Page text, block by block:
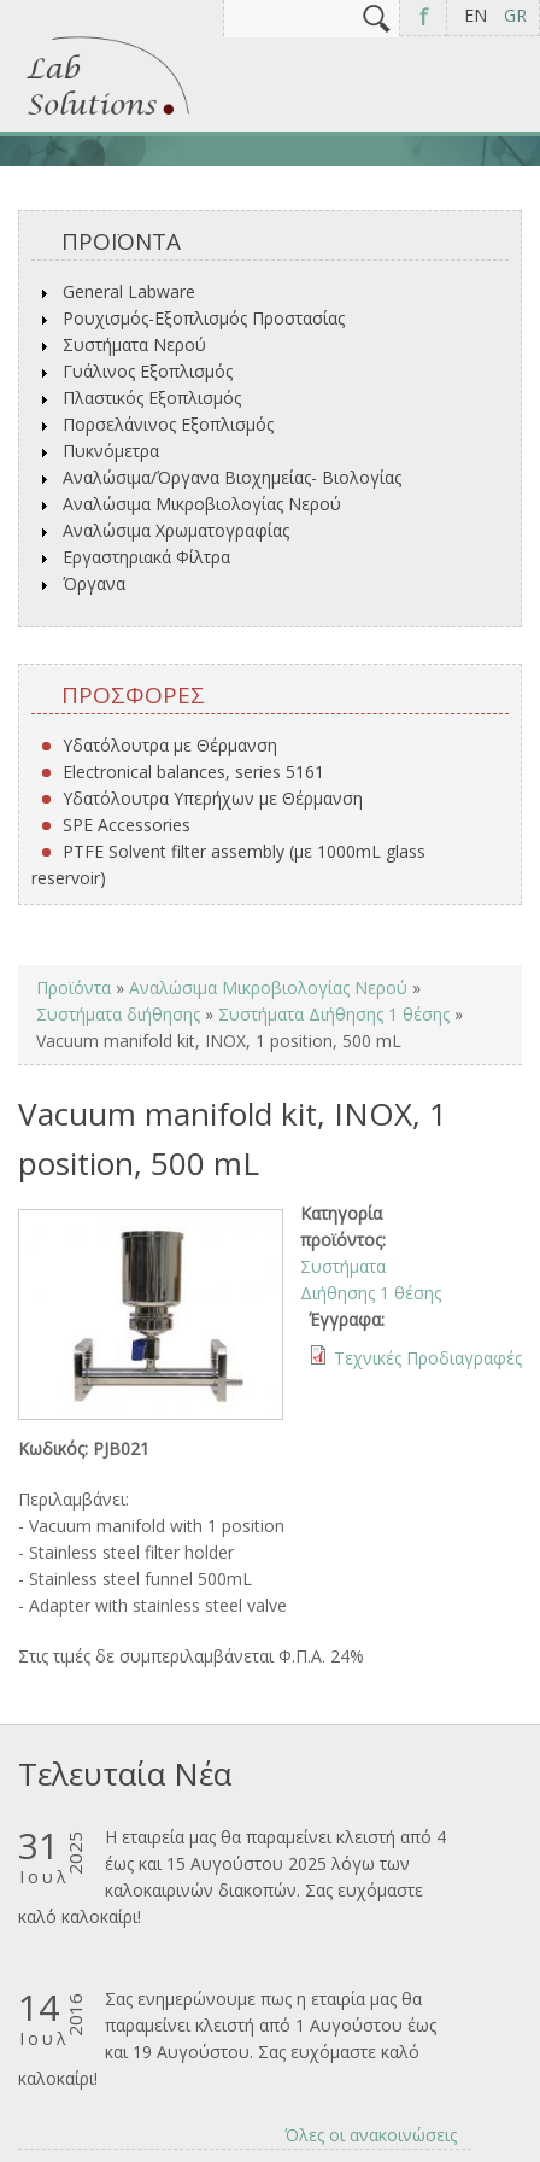
EN GR
f
Φόρμα αναζήτησης
ΠΡΟΪΟΝΤΑ
General Labware
Ρουχισμός-Εξοπλισμός Προστασίας
Συστήματα Νερού
Γυάλινος Εξοπλισμός
Πλαστικός Εξοπλισμός
Πορσελάνινος Εξοπλισμός
Πυκνόμετρα
Αναλώσιμα/Όργανα Βιοχημείας- Βιολογίας
Αναλώσιμα Μικροβιολογίας Νερού
Αναλώσιμα Χρωματογραφίας
Εργαστηριακά Φίλτρα
Όργανα
ΠΡΟΣΦΟΡΈΣ
Υδατόλουτρα με Θέρμανση
Electronical balances, series 5161
Υδατόλουτρα Υπερήχων με Θέρμανση
SPE Accessories
PTFE Solvent filter assembly (με 1000mL glass
reservoir)
You are here
Προϊόντα » Αναλώσιμα Μικροβιολογίας Νερού »
Συστήματα διήθησης » Συστήματα Διήθησης 1 θέσης »
Vacuum manifold kit, INOX, 1 position, 500 mL
Vacuum manifold kit, INOX, 1
position, 500 mL
Κατηγορία
προϊόντος:
Συστήματα
Διήθησης 1 θέσης
Έγγραφα:
Τεχνικές Προδιαγραφές
Κωδικός: PJB021
Περιλαμβάνει:
- Vacuum manifold with 1 position
- Stainless steel filter holder
- Stainless steel funnel 500mL
- Adapter with stainless steel valve
Στις τιμές δε συμπεριλαμβάνεται Φ.Π.Α. 24%
Τελευταία Νέα
31
Ιουλ
2025
Η εταιρεία μας θα παραμείνει κλειστή από 4
έως και 15 Αυγούστου 2025 λόγω των
καλοκαιρινών διακοπών. Σας ευχόμαστε
καλ΄΄ο καλοκαίρι!
14
Ιουλ
2016
Σας ενημερώνουμε πως η εταιρία μας θα
παραμείνει κλειστή από 1 Αυγούστου έως
και 19 Αυγούστου. Σας ευχόμαστε καλό
καλοκαίρι!
Όλες οι ανακοινώσεις